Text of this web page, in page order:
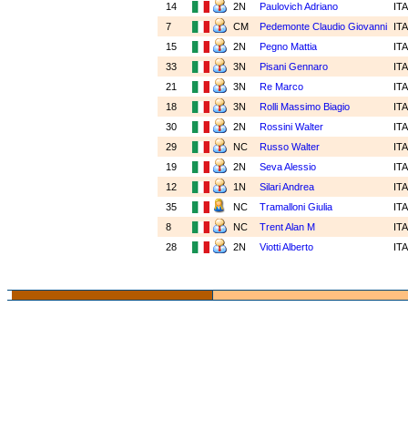
14
2N Paulovich Adriano
7
CM Pedemonte Claudio Giovanni
15
2N Pegno Mattia
33
3N Pisani Gennaro
21
3N Re Marco
18
3N Rolli Massimo Biagio
30
2N Rossini Walter
29
NC Russo Walter
19
2N Seva Alessio
12
1N Silari Andrea
35
NC Tramalloni Giulia
8
NC Trent Alan M
28
2N Viotti Alberto